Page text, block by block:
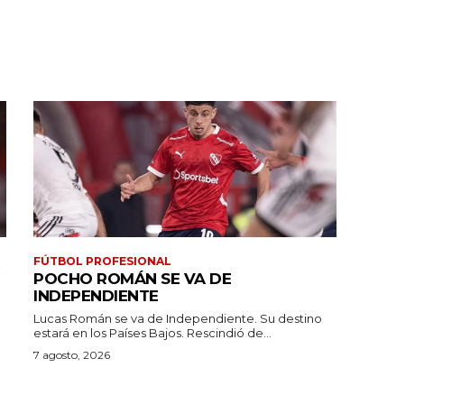
FÚTBOL PROFESIONAL
POCHO ROMÁN SE VA DE
INDEPENDIENTE
Lucas Román se va de Independiente. Su destino
estará en los Países Bajos. Rescindió de...
7 agosto, 2026